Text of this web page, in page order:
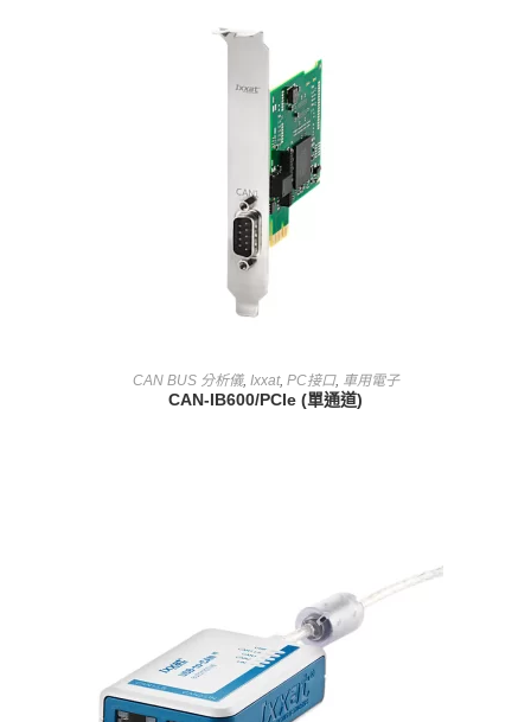
查看內容
CAN BUS 分析儀, Ixxat, PC接口, 車用電子
CAN-IB600/PCIe (單通道)